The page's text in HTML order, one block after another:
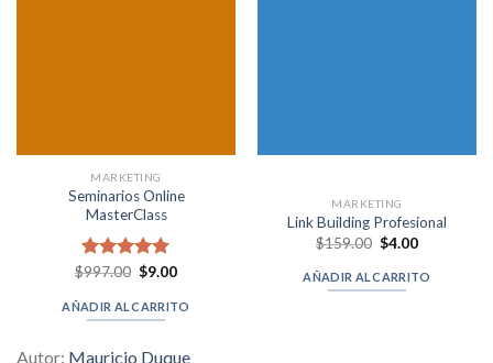
MARKETING
Seminarios Online
MasterClass
Valorado en
$997.00 Original
was:
$997.00.
$9.00Current
is:
$9.00.
AÑADIR AL CARRITO
Autor: Mauricio Duque
MARKETING
Link Building Profesional
$159.00 Original
was:
$159.00.
$4.00Current
is:
$4.00.
AÑADIR AL CARRITO